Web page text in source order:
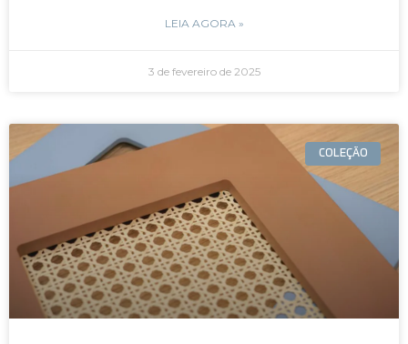
LEIA AGORA »
3 de fevereiro de 2025
COLEÇÃO